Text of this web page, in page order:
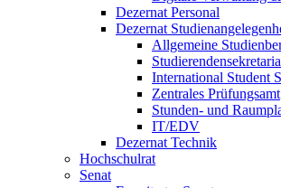
Dezernat Personal
Dezernat
Allgemeine
International Student
Zentrales Prüfungsamt
Stunden- und
IT/EDV
Dezernat Technik
Hochschulrat
Senat